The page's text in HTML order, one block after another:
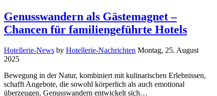
Genusswandern als Gästemagnet –
Chancen für familiengeführte Hotels
Hotellerie-News by Hotellerie-Nachrichten Montag, 25. August
2025
Bewegung in der Natur, kombiniert mit kulinarischen Erlebnissen,
schafft Angebote, die sowohl körperlich als auch emotional
überzeugen. Genusswandern entwickelt sich…